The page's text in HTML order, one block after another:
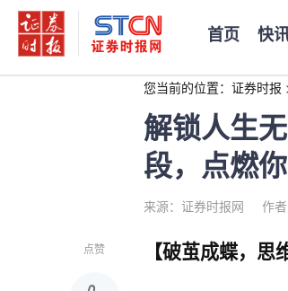
首页 快
您当前的位置： 证券时报
解锁人生
段，点燃
来源：证券时报网 作
点赞 【破茧成蝶，思